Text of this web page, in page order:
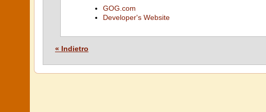
GOG.com
Developer's Website
« Indietro